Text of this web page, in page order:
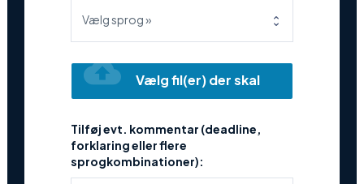
cloud_upload
Vælg fil(er) der skal
Tilføj evt. kommentar (deadline,
forklaring eller flere
sprogkombinationer):